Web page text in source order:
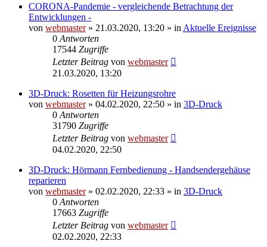
CORONA-Pandemie - vergleichende Betrachtung der
Entwicklungen -
von webmaster» 21.03.2020, 13:20 » in Aktuelle Ereignisse
0 Antworten
17544 Zugriffe
Letzter Beitrag von webmaster
21.03.2020, 13:20
3D-Druck: Rosetten für Heizungsrohre
von webmaster» 04.02.2020, 22:50 » in 3D-Druck
0 Antworten
31790 Zugriffe
Letzter Beitrag von webmaster
04.02.2020, 22:50
3D-Druck: Hörmann Fernbedienung - Handsendergehäuse
reparieren
von webmaster» 02.02.2020, 22:33 » in 3D-Druck
0 Antworten
17663 Zugriffe
Letzter Beitrag von webmaster
02.02.2020, 22:33